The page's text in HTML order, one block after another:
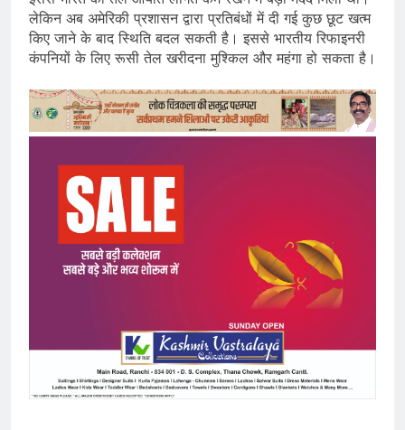
लेकिन अब अमेरिकी प्रशासन द्वारा प्रतिबंधों में दी गई कुछ छूट खत्म
किए जाने के बाद स्थिति बदल सकती है। इससे भारतीय रिफाइनरी
कंपनियों के लिए रूसी तेल खरीदना मुश्किल और महंगा हो सकता है।